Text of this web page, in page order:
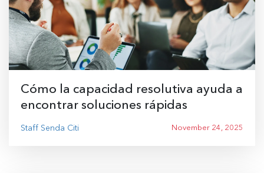
Cómo la capacidad resolutiva ayuda a
encontrar soluciones rápidas
Staff Senda Citi November 24, 2025